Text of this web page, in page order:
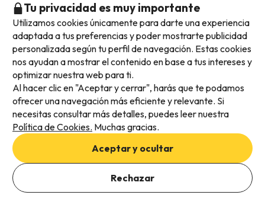
Añade las fechas para comprobar la disponibilidad
Añadir fechas
Métodos de pago disponibles
Condiciones generales
Privacidad de datos
Política de cookies
Tu privacidad es muy importante
Utilizamos cookies únicamente para darte una experiencia
adaptada a tus preferencias y poder mostrarte publicidad
personalizada según tu perfil de navegación. Estas cookies
nos ayudan a mostrar el contenido en base a tus intereses y
optimizar nuestra web para ti.
Al hacer clic en "Aceptar y cerrar", harás que te podamos
ofrecer una navegación más eficiente y relevante. Si
necesitas consultar más detalles, puedes leer nuestra
Política de Cookies. Muchas gracias.
Aceptar y ocultar
Rechazar